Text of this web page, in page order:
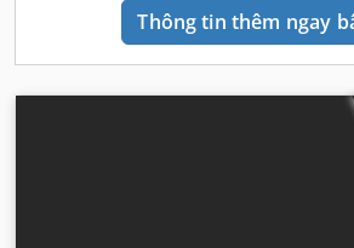
Thông tin thêm ngay